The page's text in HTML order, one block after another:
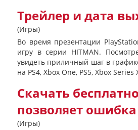
Трейлер и дата
(Игры)
Во время презентации
игру в серии HITMAN.
увидеть приличный шаг в
на PS4, Xbox One, PS5, Xbox
Скачать
позволяет ошибка
(Игры)